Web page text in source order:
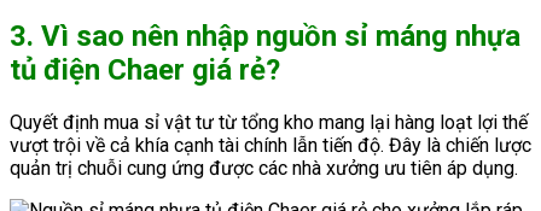
3. Vì sao nên nhập nguồn sỉ máng nhựa
tủ điện Chaer giá rẻ?
Quyết định mua sỉ vật tư từ tổng kho mang lại hàng loạt lợi thế
vượt trội về cả khía cạnh tài chính lẫn tiến độ. Đây là chiến lược
quản trị chuỗi cung ứng được các nhà xưởng ưu tiên áp dụng.